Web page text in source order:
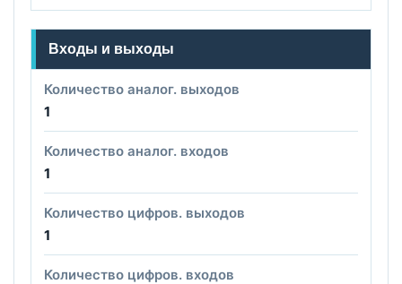
Входы и выходы
Количество аналог. выходов
1
Количество аналог. входов
1
Количество цифров. выходов
1
Количество цифров. входов